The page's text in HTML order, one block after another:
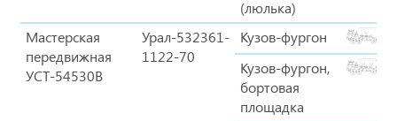
(люлька)
Мастерская
передвижная
УСТ-54530B
Урал-532361-
1122-70
Кузов-фургон
Кузов-фургон,
бортовая
площадка